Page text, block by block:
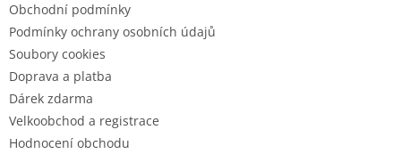
v
k
Obchodní podmínky
Podmínky ochrany osobních údajů
Soubory cookies
Doprava a platba
Dárek zdarma
Velkoobchod a registrace
Hodnocení obchodu